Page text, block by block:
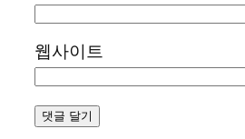
웹사이트